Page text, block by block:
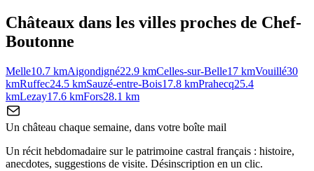
Châteaux dans les villes proches de Chef-
Boutonne
Melle10.7 kmAigondigné22.9 kmCelles-sur-Belle17 kmVouillé30
kmRuffec24.5 kmSauzé-entre-Bois17.8 kmPrahecq25.4
kmLezay17.6 kmFors28.1 km
Un château chaque semaine, dans votre boîte mail
Un récit hebdomadaire sur le patrimoine castral français : histoire,
anecdotes, suggestions de visite. Désinscription en un clic.